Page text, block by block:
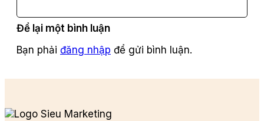
Để lại một bình luận
Bạn phải đăng nhập để gửi bình luận.